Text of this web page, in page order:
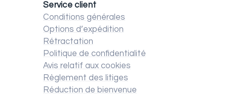
Service client
Conditions générales
Options d’expédition
Rétractation
Politique de confidentialité
Avis relatif aux cookies
Règlement des litiges
Réduction de bienvenue